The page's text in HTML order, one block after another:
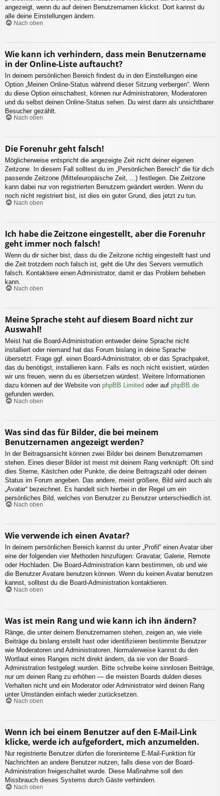
angezeigt, wenn du auf deinen Benutzernamen klickst. Dort kannst du
alle deine Einstellungen ändern.
Nach oben
Wie kann ich verhindern, dass mein Benutzername
in der Online-Liste auftaucht?
In deinem persönlichen Bereich findest du in den Einstellungen eine
Option „Meinen Online-Status während dieser Sitzung verbergen“. Wenn
du diese Option einschaltest, können nur Administratoren, Moderatoren
und du selbst deinen Online-Status sehen. Du wirst dann als unsichtbarer
Besucher gezählt.
Nach oben
Die Forenuhr geht falsch!
Möglicherweise entspricht die angezeigte Zeit nicht deiner eigenen
Zeitzone. In diesem Fall solltest du im „Persönlichen Bereich“ die für dich
passende Zeitzone (Mitteleuropäische Zeit, ...) festlegen. Die Zeitzone
kann dabei nur von registrierten Benutzern geändert werden. Wenn du
noch nicht registriert bist, ist dies ein guter Grund, dies jetzt zu tun.
Nach oben
Ich habe die Zeitzone eingestellt, aber die Forenuhr
geht immer noch falsch!
Wenn du dir sicher bist, dass du die Zeitzone richtig eingestellt hast und
die Zeit trotzdem noch falsch ist, geht die Uhr des Servers vermutlich
falsch. Kontaktiere einen Administrator, damit er das Problem beheben
kann.
Nach oben
Meine Sprache steht auf diesem Board nicht zur
Auswahl!
Meist hat die Board-Administration entweder deine Sprache nicht
installiert oder niemand hat das Forum bislang in deine Sprache
übersetzt. Frage ggf. einen Board-Administrator, ob er das Sprachpaket,
das du benötigst, installieren kann. Falls es noch nicht existiert, würden
wir uns freuen, wenn du es übersetzen würdest. Weitere Informationen
dazu können auf der Website von phpBB Limited oder auf phpBB.de
gefunden werden.
Nach oben
Was sind das für Bilder, die bei meinem
Benutzernamen angezeigt werden?
In der Beitragsansicht können zwei Bilder bei deinem Benutzernamen
stehen. Eines dieser Bilder ist meist mit deinem Rang verknüpft: Oft sind
dies Sterne, Kästchen oder Punkte, die deine Beitragszahl oder deinen
Status im Forum angeben. Das andere, meist größere, Bild wird auch als
„Avatar“ bezeichnet. Es handelt sich hierbei in der Regel um ein
persönliches Bild, welches von Benutzer zu Benutzer unterschiedlich ist.
Nach oben
Wie verwende ich einen Avatar?
In deinem persönlichen Bereich kannst du unter „Profil“ einen Avatar über
eine der folgenden vier Methoden hinzufügen: Gravatar, Galerie, Remote
oder Hochladen. Die Board-Administration kann bestimmen, ob und wie
die Benutzer Avatare benutzen können. Wenn du keinen Avatar benutzen
kannst, solltest du die Board-Administration kontaktieren.
Nach oben
Was ist mein Rang und wie kann ich ihn ändern?
Ränge, die unter deinem Benutzernamen stehen, zeigen an, wie viele
Beiträge du bislang erstellt hast oder identifizieren bestimmte Benutzer
wie Moderatoren und Administratoren. Normalerweise kannst du den
Wortlaut eines Ranges nicht direkt ändern, da sie von der Board-
Administration festgelegt wurden. Bitte schreibe keine sinnlosen Beiträge,
nur um deinen Rang zu erhöhen — die meisten Boards dulden dieses
Verhalten nicht und ein Moderator oder Administrator wird deinen Rang
unter Umständen einfach wieder zurücksetzen.
Nach oben
Wenn ich bei einem Benutzer auf den E-Mail-Link
klicke, werde ich aufgefordert, mich anzumelden.
Nur registrierte Benutzer dürfen die foreninterne E-Mail-Funktion für
Nachrichten an andere Benutzer nutzen, falls diese von der Board-
Administration freigeschaltet wurde. Diese Maßnahme soll den
Missbrauch dieses Systems durch Gäste verhindern.
Nach oben